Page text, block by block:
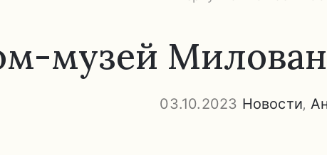
музей
03.10.2023 Новости‚